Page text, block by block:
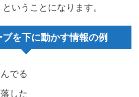
いうことになります。
を下に動かす情報の例
でる
した